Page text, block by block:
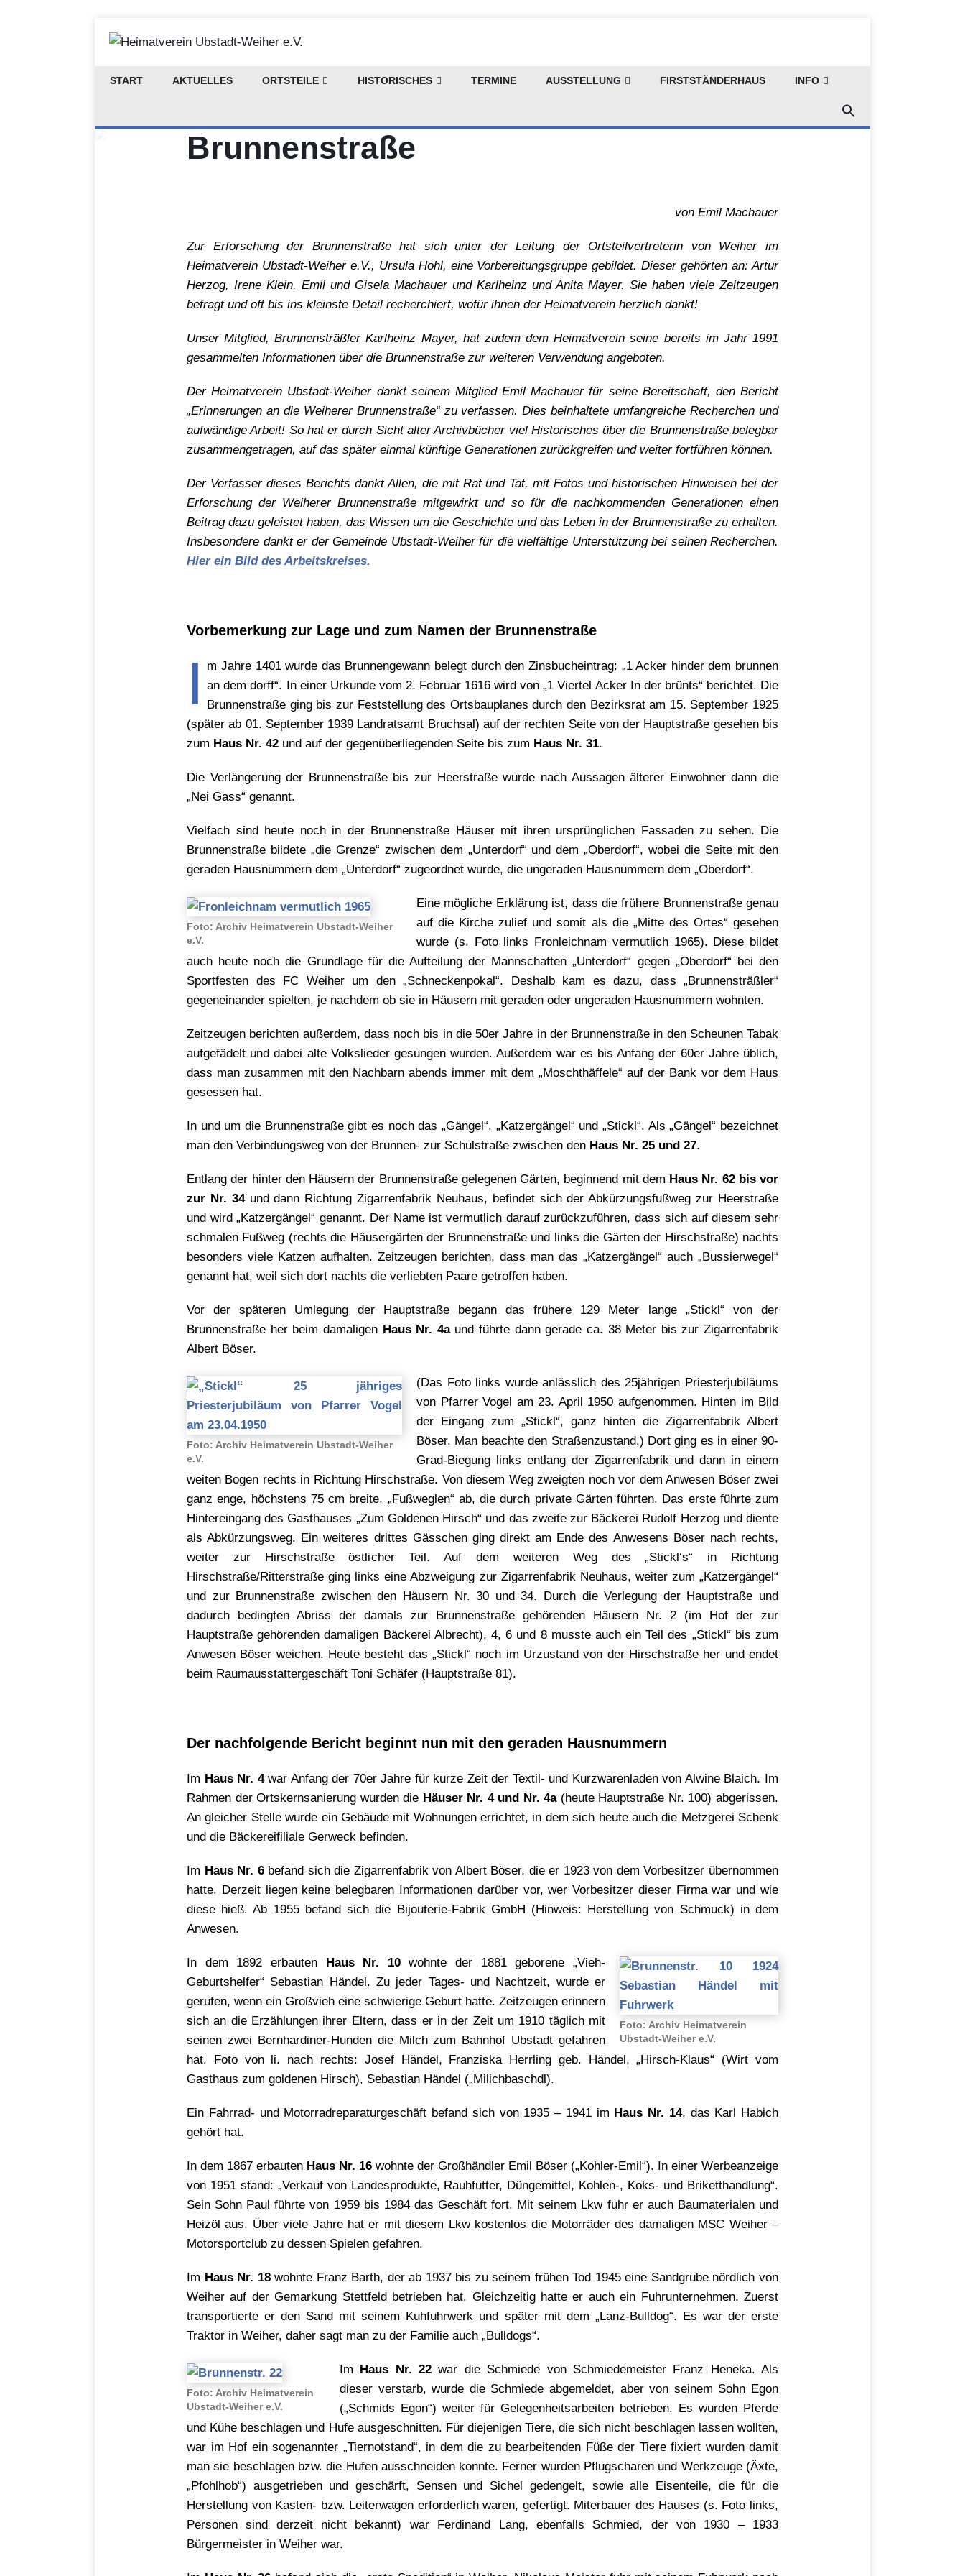
START AKTUELLES ORTSTEILE HISTORISCHES TERMINE AUSSTELLUNG FIRSTSTÄNDERHAUS INFO
Brunnenstraße
von Emil Machauer
Zur Erforschung der Brunnenstraße hat sich unter der Leitung der Ortsteilvertreterin von Weiher im
Heimatverein Ubstadt-Weiher e.V., Ursula Hohl, eine Vorbereitungsgruppe gebildet. Dieser gehörten an: Artur
Herzog, Irene Klein, Emil und Gisela Machauer und Karlheinz und Anita Mayer. Sie haben viele Zeitzeugen
befragt und oft bis ins kleinste Detail recherchiert, wofür ihnen der Heimatverein herzlich dankt!
Unser Mitglied, Brunnensträßler Karlheinz Mayer, hat zudem dem Heimatverein seine bereits im Jahr 1991
gesammelten Informationen über die Brunnenstraße zur weiteren Verwendung angeboten.
Der Heimatverein Ubstadt-Weiher dankt seinem Mitglied Emil Machauer für seine Bereitschaft, den Bericht
„Erinnerungen an die Weiherer Brunnenstraße“ zu verfassen. Dies beinhaltete umfangreiche Recherchen und
aufwändige Arbeit! So hat er durch Sicht alter Archivbücher viel Historisches über die Brunnenstraße belegbar
zusammengetragen, auf das später einmal künftige Generationen zurückgreifen und weiter fortführen können.
Der Verfasser dieses Berichts dankt Allen, die mit Rat und Tat, mit Fotos und historischen Hinweisen bei der
Erforschung der Weiherer Brunnenstraße mitgewirkt und so für die nachkommenden Generationen einen
Beitrag dazu geleistet haben, das Wissen um die Geschichte und das Leben in der Brunnenstraße zu erhalten.
Insbesondere dankt er der Gemeinde Ubstadt-Weiher für die vielfältige Unterstützung bei seinen Recherchen.
Hier ein Bild des Arbeitskreises.
Vorbemerkung zur Lage und zum Namen der Brunnenstraße
I
m Jahre 1401 wurde das Brunnengewann belegt durch den Zinsbucheintrag: „1 Acker hinder dem brunnen
an dem dorff“. In einer Urkunde vom 2. Februar 1616 wird von „1 Viertel Acker In der brünts“ berichtet. Die
Brunnenstraße ging bis zur Feststellung des Ortsbauplanes durch den Bezirksrat am 15. September 1925
(später ab 01. September 1939 Landratsamt Bruchsal) auf der rechten Seite von der Hauptstraße gesehen bis
zum Haus Nr. 42 und auf der gegenüberliegenden Seite bis zum Haus Nr. 31.
Die Verlängerung der Brunnenstraße bis zur Heerstraße wurde nach Aussagen älterer Einwohner dann die
„Nei Gass“ genannt.
Vielfach sind heute noch in der Brunnenstraße Häuser mit ihren ursprünglichen Fassaden zu sehen. Die
Brunnenstraße bildete „die Grenze“ zwischen dem „Unterdorf“ und dem „Oberdorf“, wobei die Seite mit den
geraden Hausnummern dem „Unterdorf“ zugeordnet wurde, die ungeraden Hausnummern dem „Oberdorf“.
Foto: Archiv Heimatverein Ubstadt-Weiher
e.V.
Eine mögliche Erklärung ist, dass die frühere Brunnenstraße genau
auf die Kirche zulief und somit als die „Mitte des Ortes“ gesehen
wurde (s. Foto links Fronleichnam vermutlich 1965). Diese bildet
auch heute noch die Grundlage für die Aufteilung der Mannschaften „Unterdorf“ gegen „Oberdorf“ bei den
Sportfesten des FC Weiher um den „Schneckenpokal“. Deshalb kam es dazu, dass „Brunnensträßler“
gegeneinander spielten, je nachdem ob sie in Häusern mit geraden oder ungeraden Hausnummern wohnten.
Zeitzeugen berichten außerdem, dass noch bis in die 50er Jahre in der Brunnenstraße in den Scheunen Tabak
aufgefädelt und dabei alte Volkslieder gesungen wurden. Außerdem war es bis Anfang der 60er Jahre üblich,
dass man zusammen mit den Nachbarn abends immer mit dem „Moschthäffele“ auf der Bank vor dem Haus
gesessen hat.
In und um die Brunnenstraße gibt es noch das „Gängel“, „Katzergängel“ und „Stickl“. Als „Gängel“ bezeichnet
man den Verbindungsweg von der Brunnen- zur Schulstraße zwischen den Haus Nr. 25 und 27.
Entlang der hinter den Häusern der Brunnenstraße gelegenen Gärten, beginnend mit dem Haus Nr. 62 bis vor
zur Nr. 34und dann Richtung Zigarrenfabrik Neuhaus, befindet sich der Abkürzungsfußweg zur Heerstraße
und wird „Katzergängel“ genannt. Der Name ist vermutlich darauf zurückzuführen, dass sich auf diesem sehr
schmalen Fußweg (rechts die Häusergärten der Brunnenstraße und links die Gärten der Hirschstraße) nachts
besonders viele Katzen aufhalten. Zeitzeugen berichten, dass man das „Katzergängel“ auch „Bussierwegel“
genannt hat, weil sich dort nachts die verliebten Paare getroffen haben.
Vor der späteren Umlegung der Hauptstraße begann das frühere 129 Meter lange „Stickl“ von der
Brunnenstraße her beim damaligen Haus Nr. 4aund führte dann gerade ca. 38 Meter bis zur Zigarrenfabrik
Albert Böser.
Foto: Archiv Heimatverein Ubstadt-Weiher
e.V.
(Das Foto links wurde anlässlich des 25jährigen Priesterjubiläums
von Pfarrer Vogel am 23. April 1950 aufgenommen. Hinten im Bild
der Eingang zum „Stickl“, ganz hinten die Zigarrenfabrik Albert
Böser. Man beachte den Straßenzustand.) Dort ging es in einer 90-
Grad-Biegung links entlang der Zigarrenfabrik und dann in einem
weiten Bogen rechts in Richtung Hirschstraße. Von diesem Weg zweigten noch vor dem Anwesen Böser zwei
ganz enge, höchstens 75 cm breite, „Fußweglen“ ab, die durch private Gärten führten. Das erste führte zum
Hintereingang des Gasthauses „Zum Goldenen Hirsch“ und das zweite zur Bäckerei Rudolf Herzog und diente
als Abkürzungsweg. Ein weiteres drittes Gässchen ging direkt am Ende des Anwesens Böser nach rechts,
weiter zur Hirschstraße östlicher Teil. Auf dem weiteren Weg des „Stickl‘s“ in Richtung
Hirschstraße/Ritterstraße ging links eine Abzweigung zur Zigarrenfabrik Neuhaus, weiter zum „Katzergängel“
und zur Brunnenstraße zwischen den Häusern Nr. 30 und 34. Durch die Verlegung der Hauptstraße und
dadurch bedingten Abriss der damals zur Brunnenstraße gehörenden Häusern Nr. 2 (im Hof der zur
Hauptstraße gehörenden damaligen Bäckerei Albrecht), 4, 6 und 8 musste auch ein Teil des „Stickl“ bis zum
Anwesen Böser weichen. Heute besteht das „Stickl“ noch im Urzustand von der Hirschstraße her und endet
beim Raumausstattergeschäft Toni Schäfer (Hauptstraße 81).
Der nachfolgende Bericht beginnt nun mit den geraden Hausnummern
Im Haus Nr. 4war Anfang der 70er Jahre für kurze Zeit der Textil- und Kurzwarenladen von Alwine Blaich. Im
Rahmen der Ortskernsanierung wurden die Häuser Nr. 4 und Nr. 4a(heute Hauptstraße Nr. 100) abgerissen.
An gleicher Stelle wurde ein Gebäude mit Wohnungen errichtet, in dem sich heute auch die Metzgerei Schenk
und die Bäckereifiliale Gerweck befinden.
Im Haus Nr. 6befand sich die Zigarrenfabrik von Albert Böser, die er 1923 von dem Vorbesitzer übernommen
hatte. Derzeit liegen keine belegbaren Informationen darüber vor, wer Vorbesitzer dieser Firma war und wie
diese hieß. Ab 1955 befand sich die Bijouterie-Fabrik GmbH (Hinweis: Herstellung von Schmuck) in dem
Anwesen.
Foto: Archiv Heimatverein
Ubstadt-Weiher e.V.
In dem 1892 erbauten Haus Nr. 10wohnte der 1881 geborene „Vieh-
Geburtshelfer“ Sebastian Händel. Zu jeder Tages- und Nachtzeit, wurde er
gerufen, wenn ein Großvieh eine schwierige Geburt hatte. Zeitzeugen erinnern
sich an die Erzählungen ihrer Eltern, dass er in der Zeit um 1910 täglich mit
seinen zwei Bernhardiner-Hunden die Milch zum Bahnhof Ubstadt gefahren
hat. Foto von li. nach rechts: Josef Händel, Franziska Herrling geb. Händel, „Hirsch-Klaus“ (Wirt vom
Gasthaus zum goldenen Hirsch), Sebastian Händel („Milichbaschdl).
Ein Fahrrad- und Motorradreparaturgeschäft befand sich von 1935 – 1941 im Haus Nr. 14, das Karl Habich
gehört hat.
In dem 1867 erbauten Haus Nr. 16 wohnte der Großhändler Emil Böser („Kohler-Emil“). In einer Werbeanzeige
von 1951 stand: „Verkauf von Landesprodukte, Rauhfutter, Düngemittel, Kohlen-, Koks- und Briketthandlung“.
Sein Sohn Paul führte von 1959 bis 1984 das Geschäft fort. Mit seinem Lkw fuhr er auch Baumaterialen und
Heizöl aus. Über viele Jahre hat er mit diesem Lkw kostenlos die Motorräder des damaligen MSC Weiher –
Motorsportclub zu dessen Spielen gefahren.
Im Haus Nr. 18wohnte Franz Barth, der ab 1937 bis zu seinem frühen Tod 1945 eine Sandgrube nördlich von
Weiher auf der Gemarkung Stettfeld betrieben hat. Gleichzeitig hatte er auch ein Fuhrunternehmen. Zuerst
transportierte er den Sand mit seinem Kuhfuhrwerk und später mit dem „Lanz-Bulldog“. Es war der erste
Traktor in Weiher, daher sagt man zu der Familie auch „Bulldogs“.
Foto: Archiv Heimatverein
Ubstadt-Weiher e.V.
Im Haus Nr. 22 war die Schmiede von Schmiedemeister Franz Heneka. Als
dieser verstarb, wurde die Schmiede abgemeldet, aber von seinem Sohn Egon
(„Schmids Egon“) weiter für Gelegenheitsarbeiten betrieben. Es wurden Pferde
und Kühe beschlagen und Hufe ausgeschnitten. Für diejenigen Tiere, die sich nicht beschlagen lassen wollten,
war im Hof ein sogenannter „Tiernotstand“, in dem die zu bearbeitenden Füße der Tiere fixiert wurden damit
man sie beschlagen bzw. die Hufen ausschneiden konnte. Ferner wurden Pflugscharen und Werkzeuge (Äxte,
„Pfohlhob“) ausgetrieben und geschärft, Sensen und Sichel gedengelt, sowie alle Eisenteile, die für die
Herstellung von Kasten- bzw. Leiterwagen erforderlich waren, gefertigt. Miterbauer des Hauses (s. Foto links,
Personen sind derzeit nicht bekannt) war Ferdinand Lang, ebenfalls Schmied, der von 1930 – 1933
Bürgermeister in Weiher war.